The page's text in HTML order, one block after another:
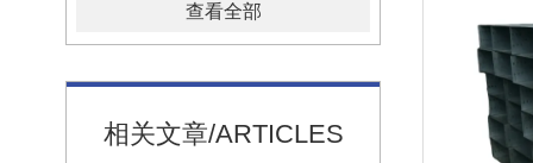
查看全部
相关文章/ARTICLES